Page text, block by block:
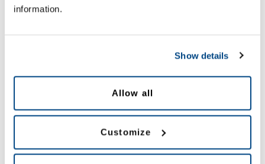
information.
Show details
Allow all
Customize
chain-teknik att hålla koll på 2023 och
hantera en ökad arbetskraftsbrist och
fluktuerande efterfrågan.
(vision/kamerateknologi)
600 till noll leveransfel och ROI på